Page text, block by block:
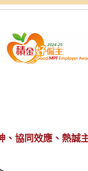
、協同效應、熱誠